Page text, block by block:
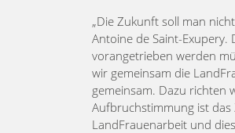
„Die Zukunft soll man
Antoine de Saint-
vorangetrieben werden
wir gemeinsam die
gemeinsam. Dazu richten
Aufbruchstimmung ist das
LandFrauenarbeit und